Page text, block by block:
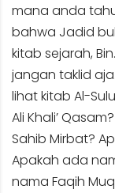
mana anda
bahwa Jadid
kitab sejarah,
jangan taklid
lihat kitab Al-
Ali Khali’
Sahib Mirbat?
Apakah ada
nama Faqih